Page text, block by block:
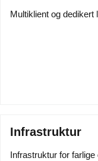
Multiklient og dedikert
Infrastruktur
Infrastruktur for